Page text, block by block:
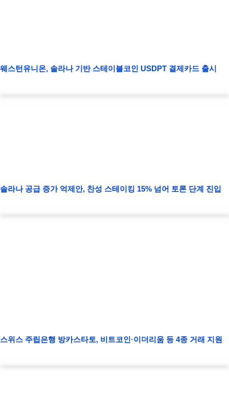
웨스턴유니온, 솔라나 기반 스테이블코인 USDPT 결제카드 출시
솔라나 공급 증가 억제안, 찬성 스테이킹 15% 넘어 토론 단계 진입
스위스 주립은행 방카스타토, 비트코인·이더리움 등 4종 거래 지원